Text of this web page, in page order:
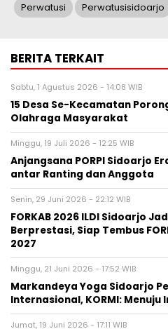
Perwatusi Perwatusisidoarjo
BERITA TERKAIT
Sabtu, 1 Agustus 2026 - 14:08 WIB
15 Desa Se-Kecamatan
Olahraga Masyarakat
Minggu, 19 Juli 2026 - 12:25 WIB
Anjangsana PORPI Sidoarjo
antar Ranting dan Anggota
Senin, 29 Juni 2026 - 22:12 WIB
FORKAB 2026 ILDI Sidoarjo
Berprestasi, Siap Tembus
2027
Minggu, 21 Juni 2026 - 17:52 WIB
Markandeya Yoga Sidoarjo
Internasional, KORMI: Menuju
Jumat, 19 Juni 2026 - 17:11 WIB